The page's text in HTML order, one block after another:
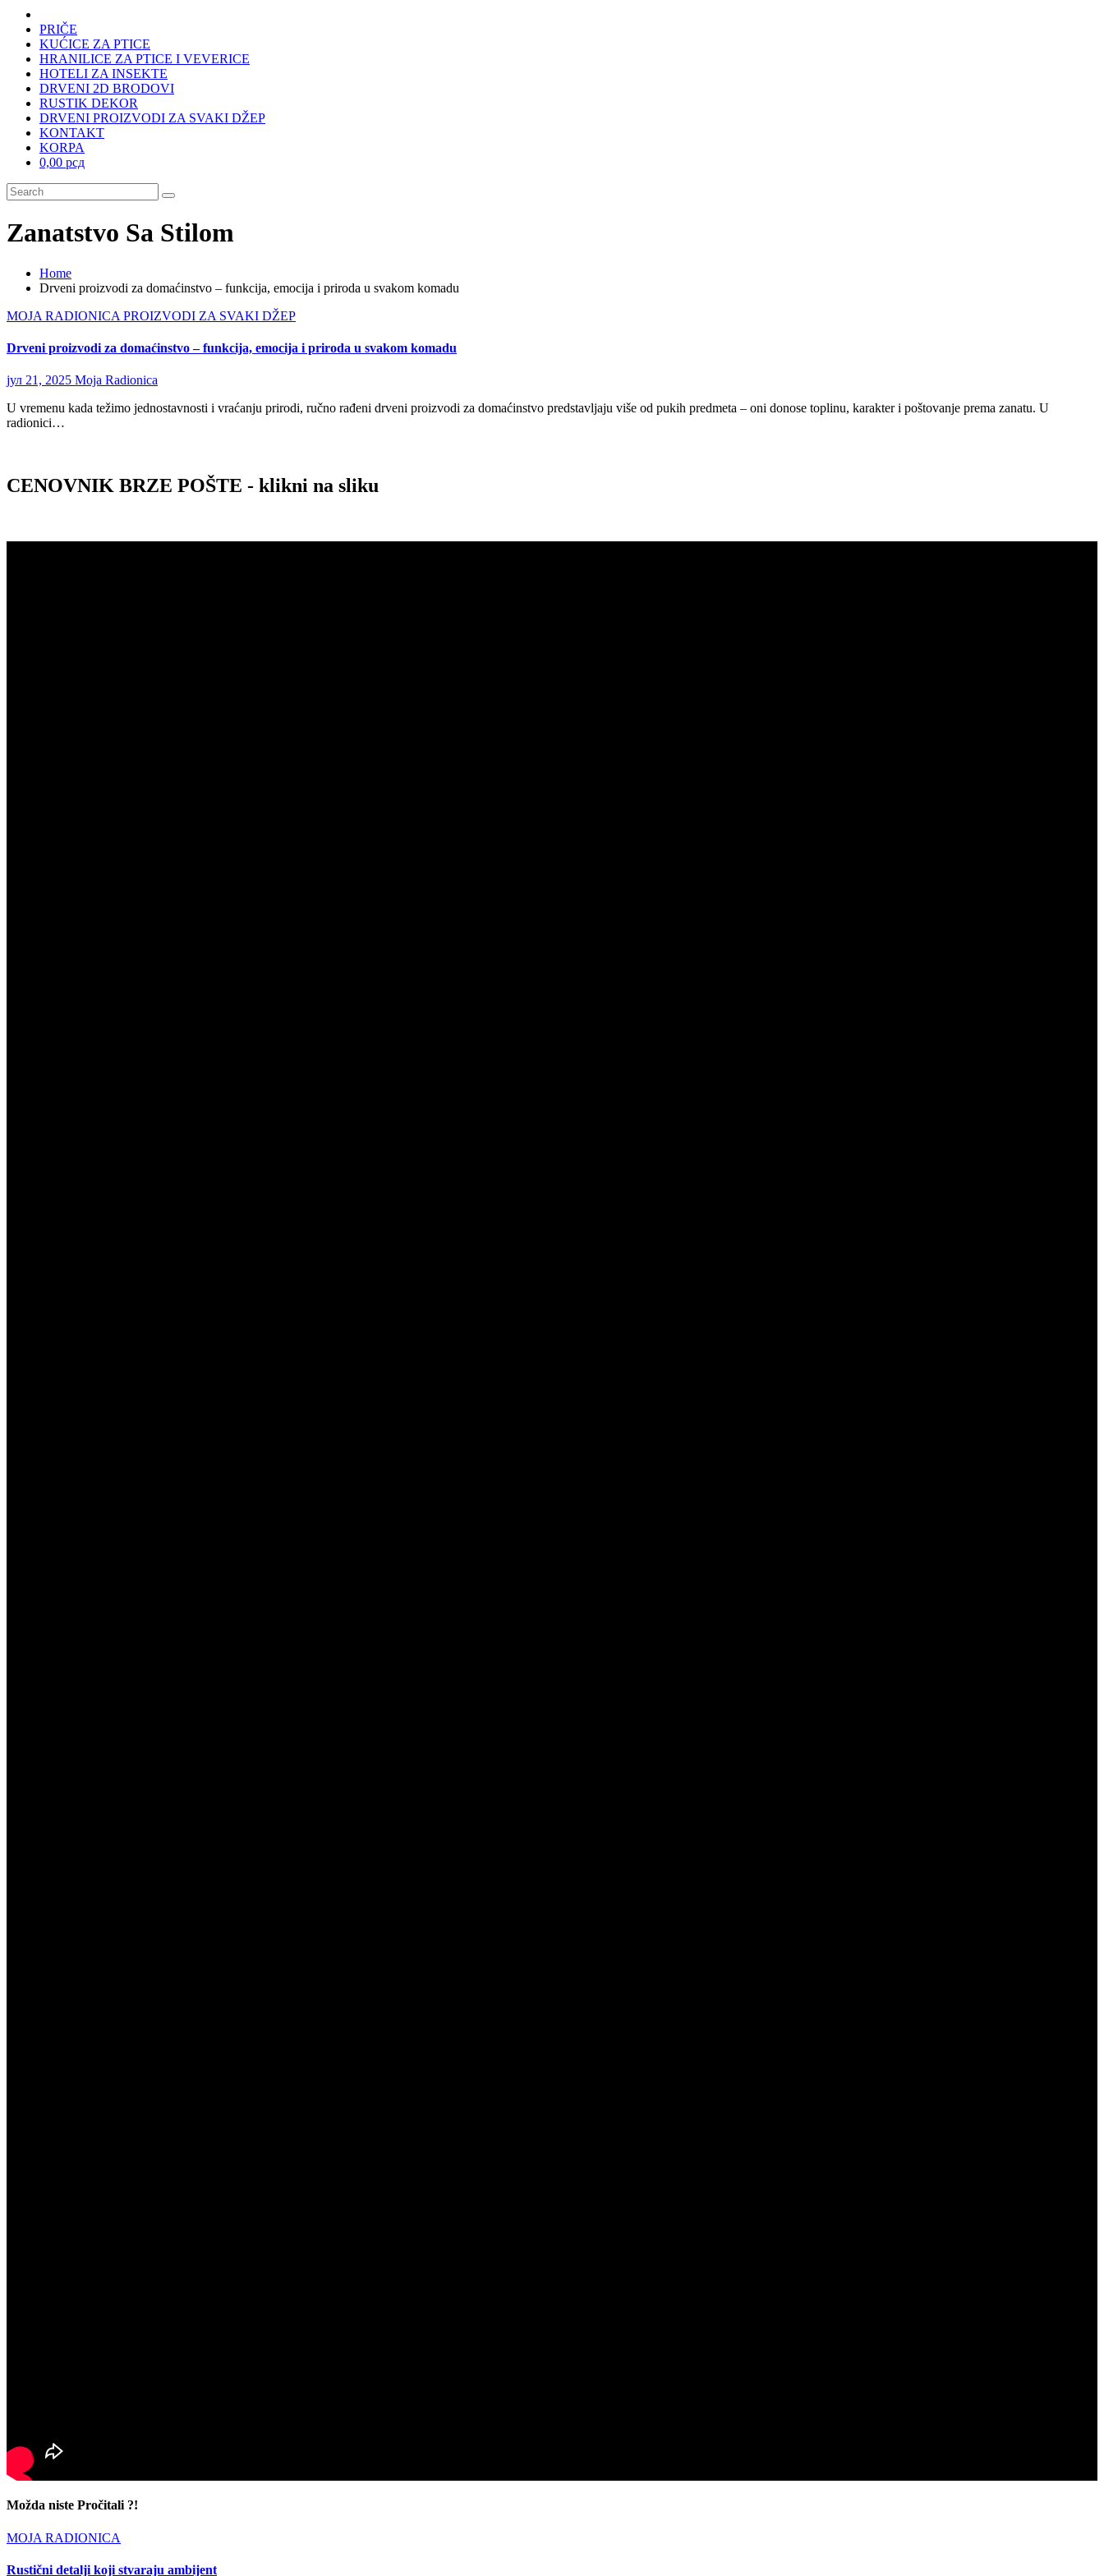
PRIČE
KUĆICE ZA PTICE
HRANILICE ZA PTICE I VEVERICE
HOTELI ZA INSEKTE
DRVENI 2D BRODOVI
RUSTIK DEKOR
DRVENI PROIZVODI ZA SVAKI DŽEP
KONTAKT
KORPA
0,00 рсд
Zanatstvo Sa Stilom
Home
Drveni proizvodi za domaćinstvo – funkcija, emocija i priroda u svakom komadu
MOJA RADIONICA PROIZVODI ZA SVAKI DŽEP
Drveni proizvodi za domaćinstvo – funkcija, emocija i priroda u svakom komadu
јул 21, 2025 Moja Radionica
U vremenu kada težimo jednostavnosti i vraćanju prirodi, ručno rađeni drveni proizvodi za domaćinstvo predstavljaju više od pukih predmeta – oni donose toplinu, karakter i poštovanje prema zanatu. U
radionici…
CENOVNIK BRZE POŠTE - klikni na sliku
Možda niste Pročitali ?!
MOJA RADIONICA
Rustični detalji koji stvaraju ambijent